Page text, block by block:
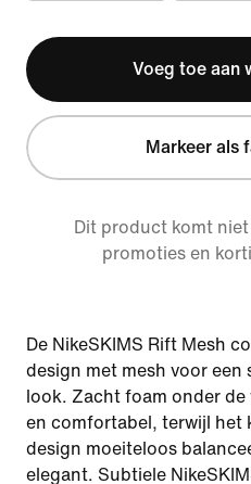
Voeg toe aan
Markeer als
Dit product komt
promoties en
De NikeSKIMS Rift Mesh
design met mesh voor een
look. Zacht foam onder
en comfortabel, terwijl het
design moeiteloos
elegant. Subtiele